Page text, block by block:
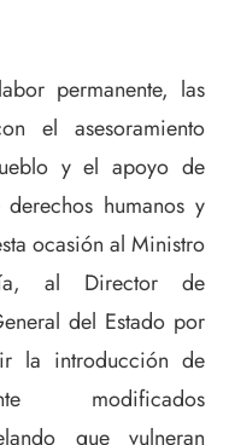
permanente, las
el asesoramiento
y el apoyo de
humanos y
ocasión al Ministro
al Director de
del Estado por
la introducción de
modificados
que vulneran